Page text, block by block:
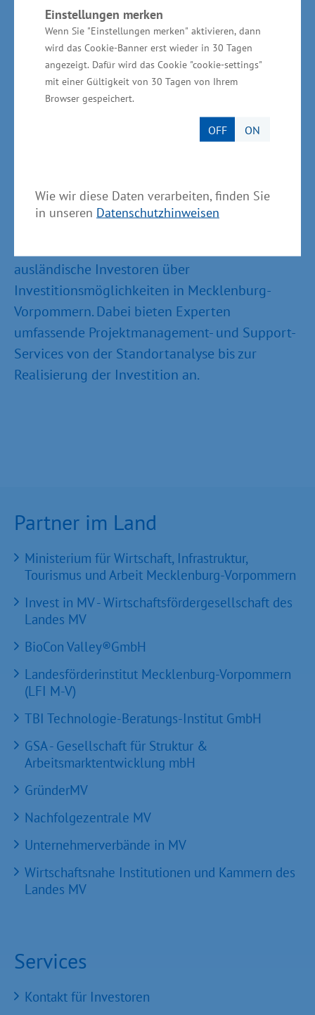
Einstellungen merken
Wenn Sie "Einstellungen merken" aktivieren, dann
wird das Cookie-Banner erst wieder in 30 Tagen
angezeigt. Dafür wird das Cookie "cookie-settings"
mit einer Gültigkeit von 30 Tagen von Ihrem
Browser gespeichert.
OFF ON
Wie wir diese Daten verarbeiten, finden Sie
in unseren Datenschutzhinweisen
Wirtschaftsminister Harry Glawe abschließend.
Über die Invest in Mecklenburg-
Vorpommern GmbH
Die Invest in Mecklenburg-Vorpommern GmbH
(Schwerin) ist die Wirtschaftsfördergesellschaft
Unternehmen, die nach Mecklenburg-
ausländische Investoren über
Investitionsmöglichkeiten in Mecklenburg-
Vorpommern. Dabei bieten Experten
umfassende Projektmanagement- und Support-
Services von der Standortanalyse bis zur
Realisierung der Investition an.
Partner im Land
Ministerium für Wirtschaft, Infrastruktur,
Tourismus und Arbeit Mecklenburg-Vorpommern
Invest in MV - Wirtschaftsfördergesellschaft des
Landes MV
BioCon Valley®GmbH
Landesförderinstitut Mecklenburg-Vorpommern
(LFI M-V)
TBI Technologie-Beratungs-Institut GmbH
GSA - Gesellschaft für Struktur &
Arbeitsmarktentwicklung mbH
GründerMV
Nachfolgezentrale MV
Unternehmerverbände in MV
Wirtschaftsnahe Institutionen und Kammern des
Landes MV
Services
Kontakt für Investoren